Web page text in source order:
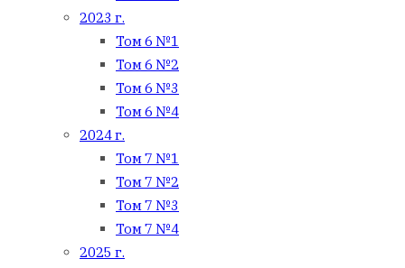
2023 г.
Том 6 №1
Том 6 №2
Том 6 №3
Том 6 №4
2024 г.
Том 7 №1
Том 7 №2
Том 7 №3
Том 7 №4
2025 г.